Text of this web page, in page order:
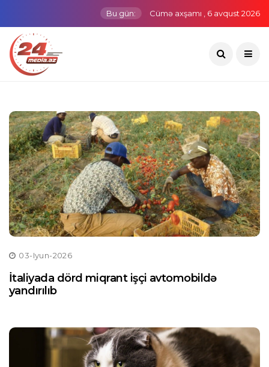
Bu gün: Cümə axşamı , 6 avqust 2026
03-Iyun-2026
İtaliyada dörd miqrant işçi avtomobildə
yandırılıb